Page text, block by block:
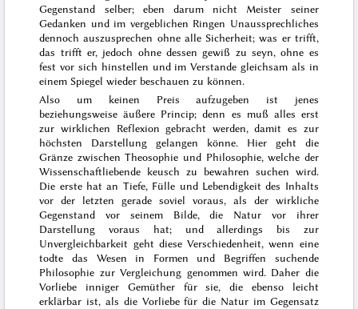
Gegenstand selber; eben darum nicht Meister seiner
Gedanken und im vergeblichen Ringen Unaussprechliches
dennoch auszusprechen ohne alle Sicherheit; was er trifft,
das trifft er, jedoch ohne dessen gewiß zu seyn, ohne es
fest vor sich hinstellen und im Verstande gleichsam als in
einem Spiegel wieder beschauen zu können.
Also um keinen Preis aufzugeben ist jenes
beziehungsweise äußere Princip; denn es muß alles erst
zur wirklichen Reflexion gebracht werden, damit es zur
höchsten Darstellung gelangen könne. Hier geht die
Gränze zwischen Theosophie und Philosophie, welche der
Wissenschaftliebende keusch zu bewahren suchen wird.
Die erste hat an Tiefe, Fülle und Lebendigkeit des Inhalts
vor der letzten gerade soviel voraus, als der wirkliche
Gegenstand vor seinem Bilde, die Natur vor ihrer
Darstellung voraus hat; und allerdings bis zur
Unvergleichbarkeit geht diese Verschiedenheit, wenn eine
todte das Wesen in Formen und Begriffen suchende
Philosophie zur Vergleichung genommen wird. Daher die
Vorliebe inniger Gemüther für sie, die ebenso leicht
erklärbar ist, als die Vorliebe für die Natur im Gegensatz